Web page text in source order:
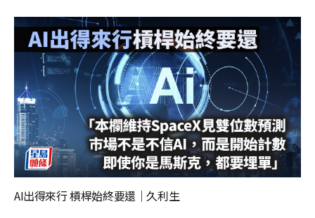
AI出得來行 槓桿始終要還｜久利生